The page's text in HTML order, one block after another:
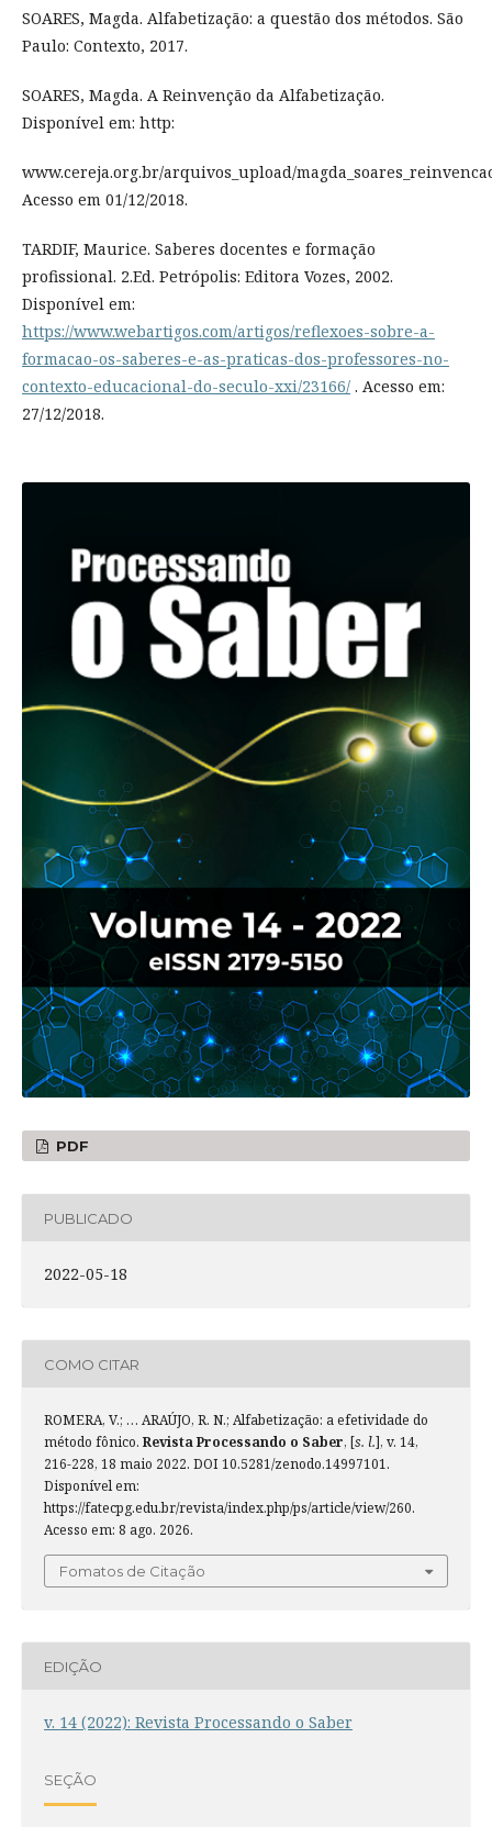
SOARES, Magda. Alfabetização: a questão dos métodos. São
Paulo: Contexto, 2017.
SOARES, Magda. A Reinvenção da Alfabetização.
Disponível em: http:
www.cereja.org.br/arquivos_upload/
Acesso em 01/12/2018.
TARDIF, Maurice. Saberes docentes e formação
profissional. 2.Ed. Petrópolis: Editora Vozes, 2002.
Disponível em:
https://www.webartigos.com/artigos/reflexoes-sobre-a-
formacao-os-saberes-e-as-praticas-dos-professores-no-
contexto-educacional-do-seculo-xxi/23166/ . Acesso em:
27/12/2018.
PDF
PUBLICADO
2022-05-18
COMO CITAR
ROMERA, V.; … ARAÚJO, R. N.; Alfabetização: a efetividade do
método fônico. Revista Processando o Saber, [s. l.], v. 14,
216-228, 18 maio 2022. DOI 10.5281/zenodo.14997101.
Disponível em:
https://fatecpg.edu.br/revista/index.php/ps/article/view/260.
Acesso em: 8 ago. 2026.
Fomatos de Citação
EDIÇÃO
v. 14 (2022): Revista Processando o Saber
SEÇÃO